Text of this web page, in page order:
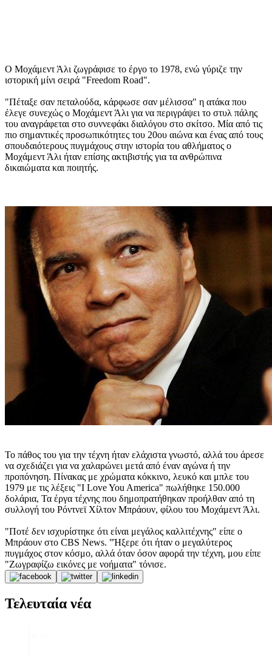
Ο Μοχάμεντ Άλι ζωγράφισε το έργο το 1978, ενώ γύριζε την
ιστορική μίνι σειρά "Freedom Road".
"Πέταξε σαν πεταλούδα, κάρφωσε σαν μέλισσα" η ατάκα που
έλεγε συνεχώς ο Μοχάμεντ Άλι για να περιγράψει το στυλ πάλης
του αναγράφεται στο συννεφάκι διαλόγου στο σκίτσο. Μία από τις
πιο σημαντικές προσωπικότητες του 20ου αιώνα και ένας από τους
σπουδαιότερους πυγμάχους στην ιστορία του αθλήματος ο
Μοχάμεντ Άλι ήταν επίσης ακτιβιστής για τα ανθρώπινα
δικαιώματα και ποιητής.
Το πάθος του για την τέχνη ήταν ελάχιστα γνωστό, αλλά του άρεσε
να σχεδιάζει για να χαλαρώνει μετά από έναν αγώνα ή την
προπόνηση. Πίνακας με χρώματα κόκκινο, λευκό και μπλε του
1979 με τις λέξεις "I Love You America" πωλήθηκε 150.000
δολάρια, Τα έργα τέχνης που δημοπρατήθηκαν προήλθαν από τη
συλλογή του Ρόντνεϊ Χίλτον Μπράουν, φίλου του Μοχάμεντ Άλι.
"Ποτέ δεν ισχυρίστηκε ότι είναι μεγάλος καλλιτέχνης" είπε ο
Μπράουν στο CBS News. "Ήξερε ότι ήταν ο μεγαλύτερος
πυγμάχος στον κόσμο, αλλά όταν όσον αφορά την τέχνη, μου είπε
"Ζωγραφίζω εικόνες με νοήματα" τόνισε.
Τελευταία νέα